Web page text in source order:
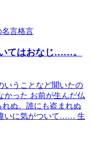
名言格言
てはおなじ……。
いうことなど聞いたの
かった お前が生んだ仏
ぬ。誰にも盗まれぬ
いに気がついて…… 生